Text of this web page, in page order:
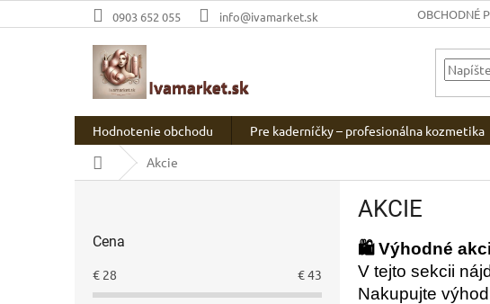
na
0903 652 055 info@ivamarket.sk OBCHODNÉ
Hodnotenie obchodu Pre kaderníčky – profesionálna kozmetika
DomovAkcie
Cena
€ 28 €43
AKCIE
🛍 Výhodné
V tejto sekcii
Nakupujte